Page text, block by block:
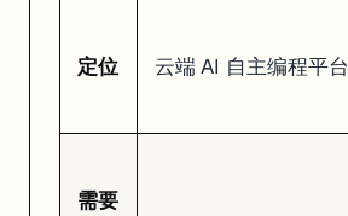
定位 云端 AI 自主编程平台
需要